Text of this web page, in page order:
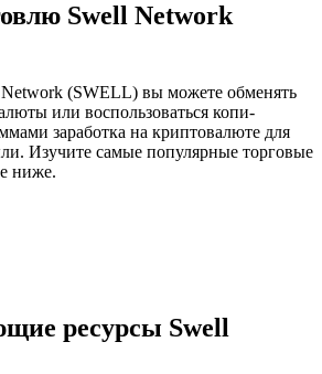
Swell Network
(SWELL) вы можете обменять
или воспользоваться копи-
заработка на криптовалюте для
Изучите самые популярные торговые
ниже.
ресурсы Swell